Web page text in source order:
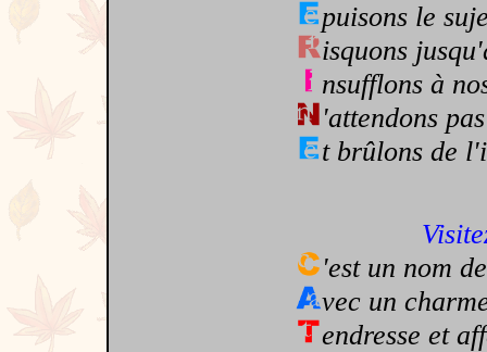
puisons le
isquons
nsufflons à
'attendons
t brûlons de
'est un nom
vec un
endresse et